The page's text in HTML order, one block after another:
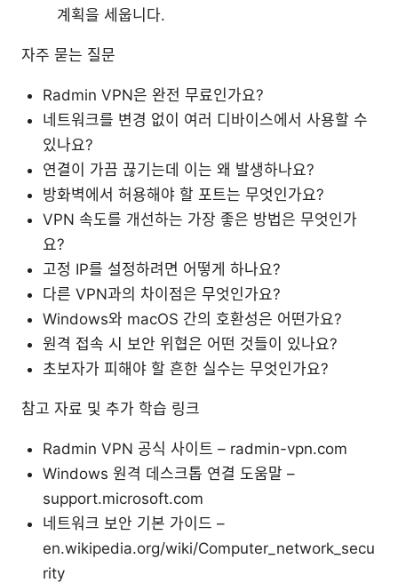
계획을 세웁니다.
자주 묻는 질문
Radmin VPN은 완전 무료인가요?
네트워크를 변경 없이 여러 디바이스에서 사용할 수
있나요?
연결이 가끔 끊기는데 이는 왜 발생하나요?
방화벽에서 허용해야 할 포트는 무엇인가요?
VPN 속도를 개선하는 가장 좋은 방법은 무엇인가
요?
고정 IP를 설정하려면 어떻게 하나요?
다른 VPN과의 차이점은 무엇인가요?
Windows와 macOS 간의 호환성은 어떤가요?
원격 접속 시 보안 위협은 어떤 것들이 있나요?
초보자가 피해야 할 흔한 실수는 무엇인가요?
참고 자료 및 추가 학습 링크
Radmin VPN 공식 사이트 – radmin-vpn.com
Windows 원격 데스크톱 연결 도움말 –
support.microsoft.com
네트워크 보안 기본 가이드 –
en.wikipedia.org/wiki/Computer_network_secu
rity